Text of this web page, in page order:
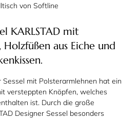
von Softline
KARLSTAD mit
aus Eiche und
Sessel mit Polsterarmlehnen hat ein
versteppten Knöpfen, welches
ist. Durch die große
Designer Sessel besonders